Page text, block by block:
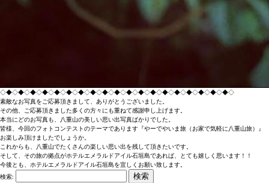
◇◆◇◆◇◆◇◆◇◆◇◆◇◆◇◆◇◆◇◆◇◆◇◆◇◆◇◆◇◆◇◆◇◆◇◆◇◆◇
素敵なお写真をご応募頂きまして、ありがとうございました。
その他、ご応募頂きました多くの方々にも重ねて感謝申し上げます。
本当にどのお写真も、八重山の美しい思い出写真ばかりでした。
皆様、今回のフォトコンテストのテーマであります『やーでやいま旅（お家で気軽に八重山旅）』
お楽しみ頂けましたでしょうか。
これからも、八重山でたくさんの楽しい思い出を残して頂きたいです。
そして、その旅の拠点がホテルエメラルドアイル石垣島であれば、とても嬉しく思います！！
今後とも、ホテルエメラルドアイル石垣島を宜しくお願い致します。
検索: